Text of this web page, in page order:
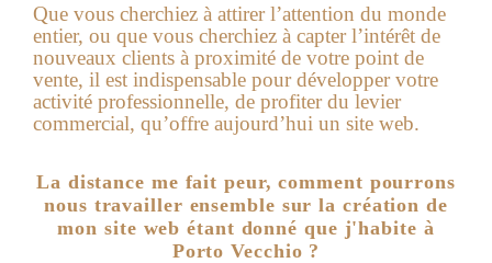
Que vous cherchiez à attirer l’attention du monde
entier, ou que vous cherchiez à capter l’intérêt de
nouveaux clients à proximité de votre point de
vente, il est indispensable pour développer votre
activité professionnelle, de profiter du levier
commercial, qu’offre aujourd’hui un site web.
La distance me fait peur, comment pourrons
nous travailler ensemble sur la création de
mon site web étant donné que j'habite à
Porto Vecchio ?